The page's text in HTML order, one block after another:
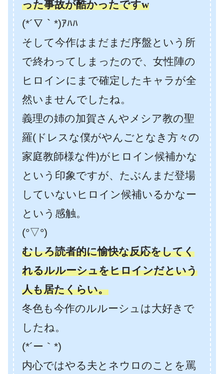
った事故が酷かったですw
(*´∇｀*)ｱﾊﾊ
そして今作はまだまだ序盤という所
で終わってしまったので、女性陣の
ヒロインにまで確定したキャラが全
然いませんでしたね。
義理の姉の加賀さんやメシア教の聖
羅(ドレスな僕がやんごとなき方々の
家庭教師様な件)がヒロイン候補かな
という印象ですが、たぶんまだ登場
していないヒロイン候補いるかなー
という感触。
(°▽°)
むしろ読者的に愉快な反応をしてく
れるルルーシュをヒロインだという
人も居たくらい。
冬色も今作のルルーシュは大好きで
したね。
(*´ー｀*)
内心ではやる夫とネウロのことを罵